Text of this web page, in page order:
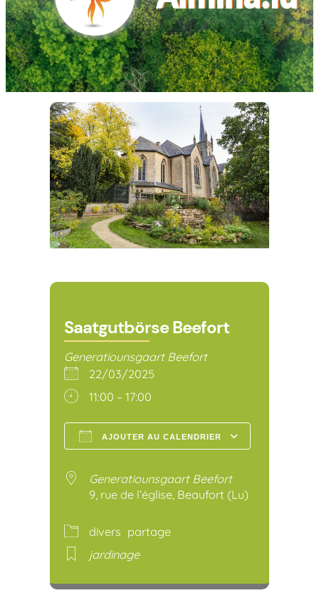
Saatgutbörse Beefort
Generatiounsgaart Beefort
22/03/2025
11:00 – 17:00
AJOUTER AU CALENDRIER
Generatiounsgaart Beefort
9, rue de l’église, Beaufort (Lu)
divers partage
jardinage